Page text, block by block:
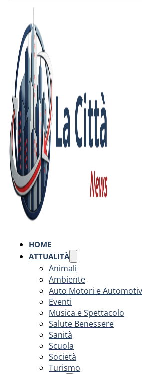
HOME
ATTUALITÀ
Animali
Ambiente
Auto Motori e
Eventi
Musica e Spettacolo
Salute Benessere
Sanità
Scuola
Società
Turismo